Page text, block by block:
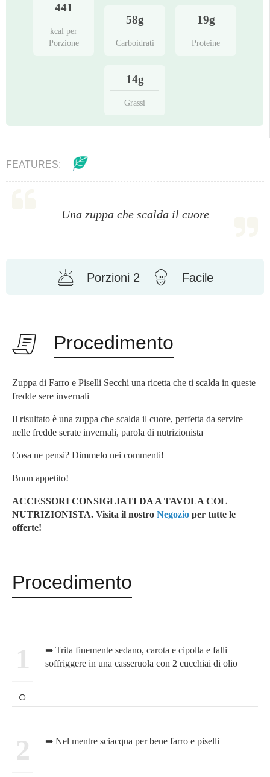
441
kcal per
Porzione
58g
Carboidrati
19g
Proteine
14g
Grassi
FEATURES:
Una zuppa che scalda il cuore
Porzioni 2 Facile
Procedimento
Zuppa di Farro e Piselli Secchi una ricetta che ti scalda in queste
fredde sere invernali
Il risultato è una zuppa che scalda il cuore, perfetta da servire
nelle fredde serate invernali, parola di nutrizionista
Cosa ne pensi? Dimmelo nei commenti!
Buon appetito!
ACCESSORI CONSIGLIATI DA A TAVOLA COL
NUTRIZIONISTA. Visita il nostro Negozio per tutte le
offerte!
Procedimento
1
➡ Trita finemente sedano, carota e cipolla e falli
soffriggere in una casseruola con 2 cucchiai di olio
2 ➡ Nel mentre sciacqua per bene farro e piselli